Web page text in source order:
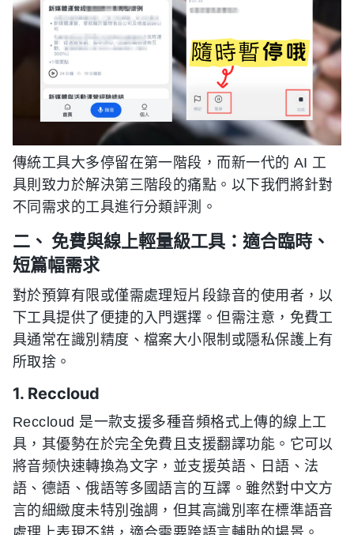
傳統工具大多停留在第一階段，而新一代的 AI 工
具則致力於解決第三階段的痛點。以下我們將針對
不同需求的工具進行分類評測。
二、 免費與線上輕量級工具：適合臨時、
短篇幅需求
對於預算有限或僅需處理短片段錄音的使用者，以
下工具提供了便捷的入門選擇。但需注意，免費工
具通常在識別精度、檔案大小限制或隱私保護上有
所取捨。
1. Reccloud
Reccloud 是一款支援多種音頻格式上傳的線上工
具，其優勢在於完全免費且支援翻譯功能。它可以
將音频快速轉換為文字，並支援英語、日語、法
語、德語、俄語等多國語言的互譯。雖然對中文方
言的細緻度未特別強調，但其高識別率在標準語音